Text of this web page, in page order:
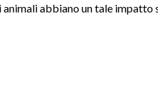
abbiano un tale impatto